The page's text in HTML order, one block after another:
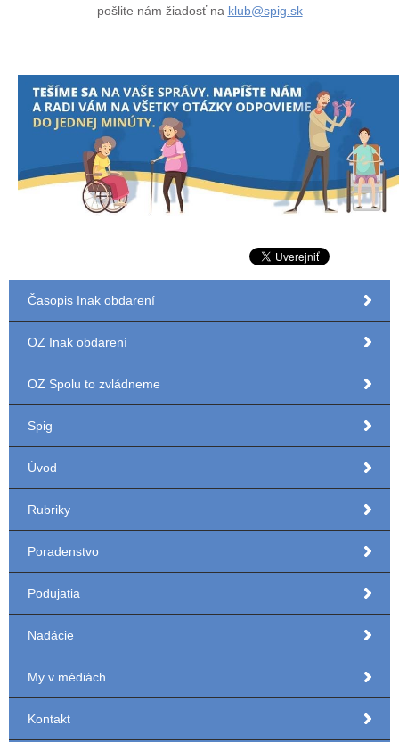
pošlite nám žiadosť na klub@spig.sk
Časopis Inak obdarení
OZ Inak obdarení
OZ Spolu to zvládneme
Spig
Úvod
Rubriky
Poradenstvo
Podujatia
Nadácie
My v médiách
Kontakt